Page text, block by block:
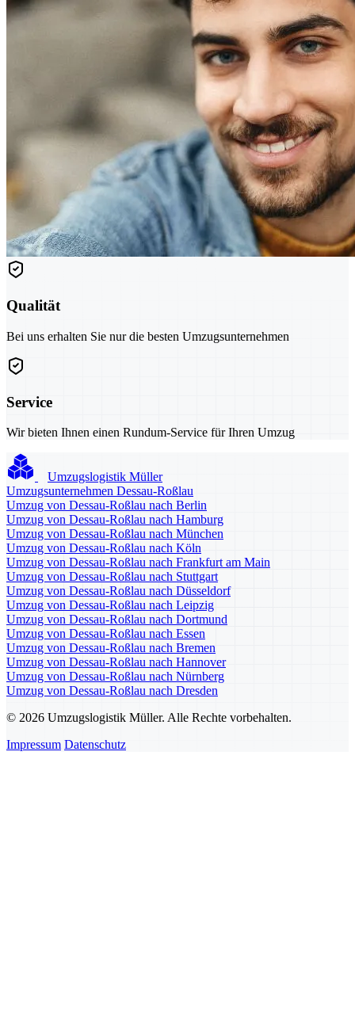
Qualität
Bei uns erhalten Sie nur die besten Umzugsunternehmen
Service
Wir bieten Ihnen einen Rundum-Service für Ihren Umzug
Umzugslogistik Müller
Umzugsunternehmen Dessau-Roßlau
Umzug von Dessau-Roßlau nach Berlin
Umzug von Dessau-Roßlau nach Hamburg
Umzug von Dessau-Roßlau nach München
Umzug von Dessau-Roßlau nach Köln
Umzug von Dessau-Roßlau nach Frankfurt am Main
Umzug von Dessau-Roßlau nach Stuttgart
Umzug von Dessau-Roßlau nach Düsseldorf
Umzug von Dessau-Roßlau nach Leipzig
Umzug von Dessau-Roßlau nach Dortmund
Umzug von Dessau-Roßlau nach Essen
Umzug von Dessau-Roßlau nach Bremen
Umzug von Dessau-Roßlau nach Hannover
Umzug von Dessau-Roßlau nach Nürnberg
Umzug von Dessau-Roßlau nach Dresden
© 2026 Umzugslogistik Müller. Alle Rechte vorbehalten.
Impressum Datenschutz